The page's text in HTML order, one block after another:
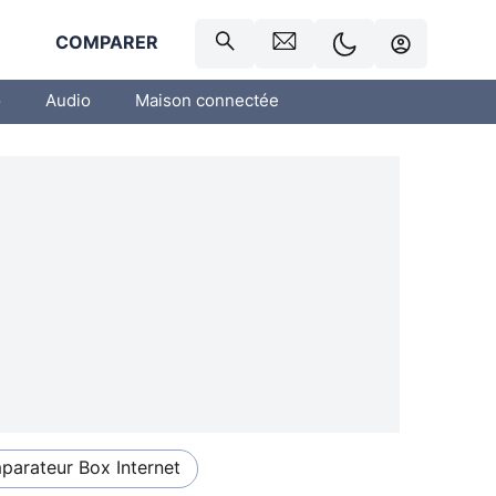
COMPARER
Audio Maison connectée
Box Internet